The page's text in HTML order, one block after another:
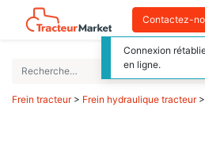
Contactez-
Frein tracteur> Frein hydraulique tracteur >
Connexion
en ligne.